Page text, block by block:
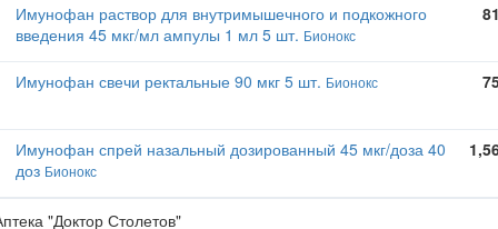
Имунофан раствор для внутримышечного и подкожного
введения 45 мкг/мл ампулы 1 мл 5 шт. Бионокс
Имунофан свечи ректальные 90 мкг 5 шт. Бионокс
Имунофан спрей назальный дозированный 45 мкг/доза 40
доз Бионокс